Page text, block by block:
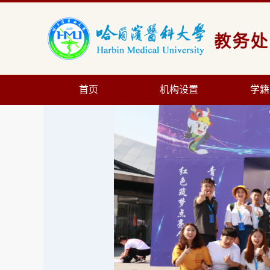
首页 机构设置 学